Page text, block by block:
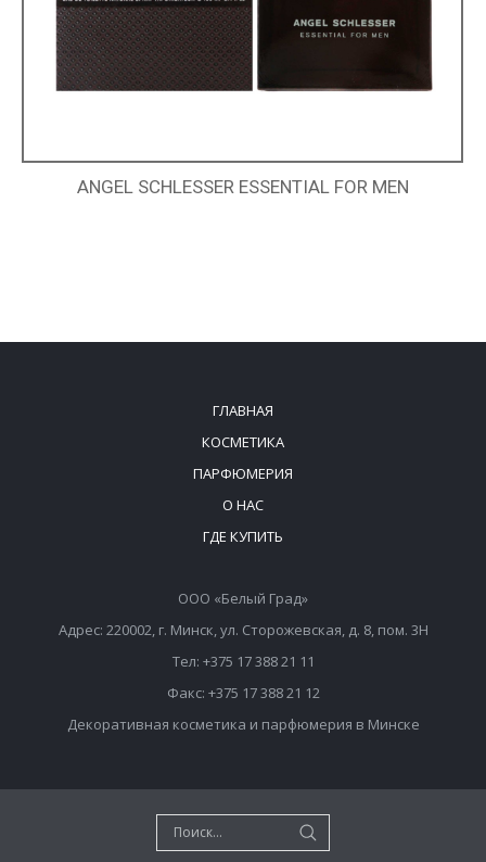
ANGEL SCHLESSER ESSENTIAL FOR MEN
ГЛАВНАЯ
КОСМЕТИКА
ПАРФЮМЕРИЯ
О НАС
ГДЕ КУПИТЬ
ООО «Белый Град»
Адрес: 220002, г. Минск, ул. Сторожевская, д. 8, пом. 3Н
Тел: +375 17 388 21 11
Факс: +375 17 388 21 12
Декоративная косметика и парфюмерия в Минске